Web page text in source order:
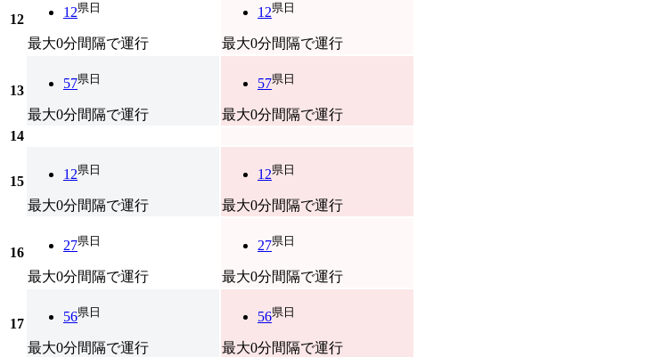
12 12県日
最大0分間隔で運行
12県日
最大0分間隔で運行
13 57県日
最大0分間隔で運行
57県日
最大0分間隔で運行
14
15 12県日
最大0分間隔で運行
12県日
最大0分間隔で運行
16 27県日
最大0分間隔で運行
27県日
最大0分間隔で運行
17 56県日
最大0分間隔で運行
56県日
最大0分間隔で運行